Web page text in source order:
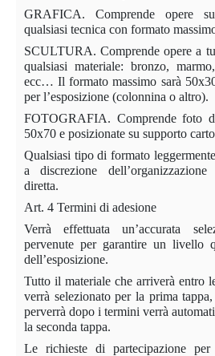
GRAFICA. Comprende opere
qualsiasi tecnica con formato
SCULTURA.Comprende opere a
qualsiasi materiale: bronzo,
ecc… Il formato massimo sarà
per l’esposizione (colonnina o altro).
FOTOGRAFIA. Comprende foto
50x70 e posizionate su supporto
Qualsiasi tipo di formato
a discrezione
diretta.
Art. 4 Termini di adesione
Verrà effettuata un’accurata
pervenute per garantire un livello
dell’esposizione.
Tutto il materiale che arriverà entro
verrà selezionato per la prima
perverrà dopo i termini verrà
la seconda tappa.
Le richieste di partecipazione